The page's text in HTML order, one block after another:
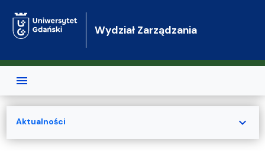
Wydział Zarządzania
Aktualności expand_more